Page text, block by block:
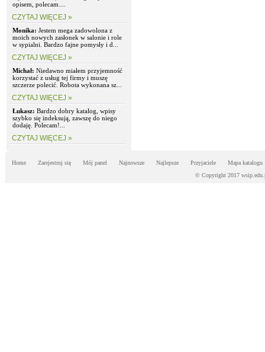
opisem, polecam....
CZYTAJ WIĘCEJ »
Monika: Jestem mega zadowolona z
moich nowych zasłonek w salonie i role
w sypialni. Bardzo fajne pomysły i d...
CZYTAJ WIĘCEJ »
Michał: Niedawno miałem przyjemność
korzystać z usług tej firmy i muszę
szczerze polecić. Robota wykonana sz...
CZYTAJ WIĘCEJ »
Łukasz: Bardzo dobry katalog, wpisy
szybko się indeksują, zawszę do niego
dodaję. Polecam!...
CZYTAJ WIĘCEJ »
Home Zarejestruj się Mój panel Najnowsze Najlepsze Przyjaciele
Mapa katalogu
© Copyright 2017